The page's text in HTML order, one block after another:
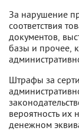
За нарушение
соответствия
документов,
базы и прочее,
Штрафы за
вероятность их
денежном